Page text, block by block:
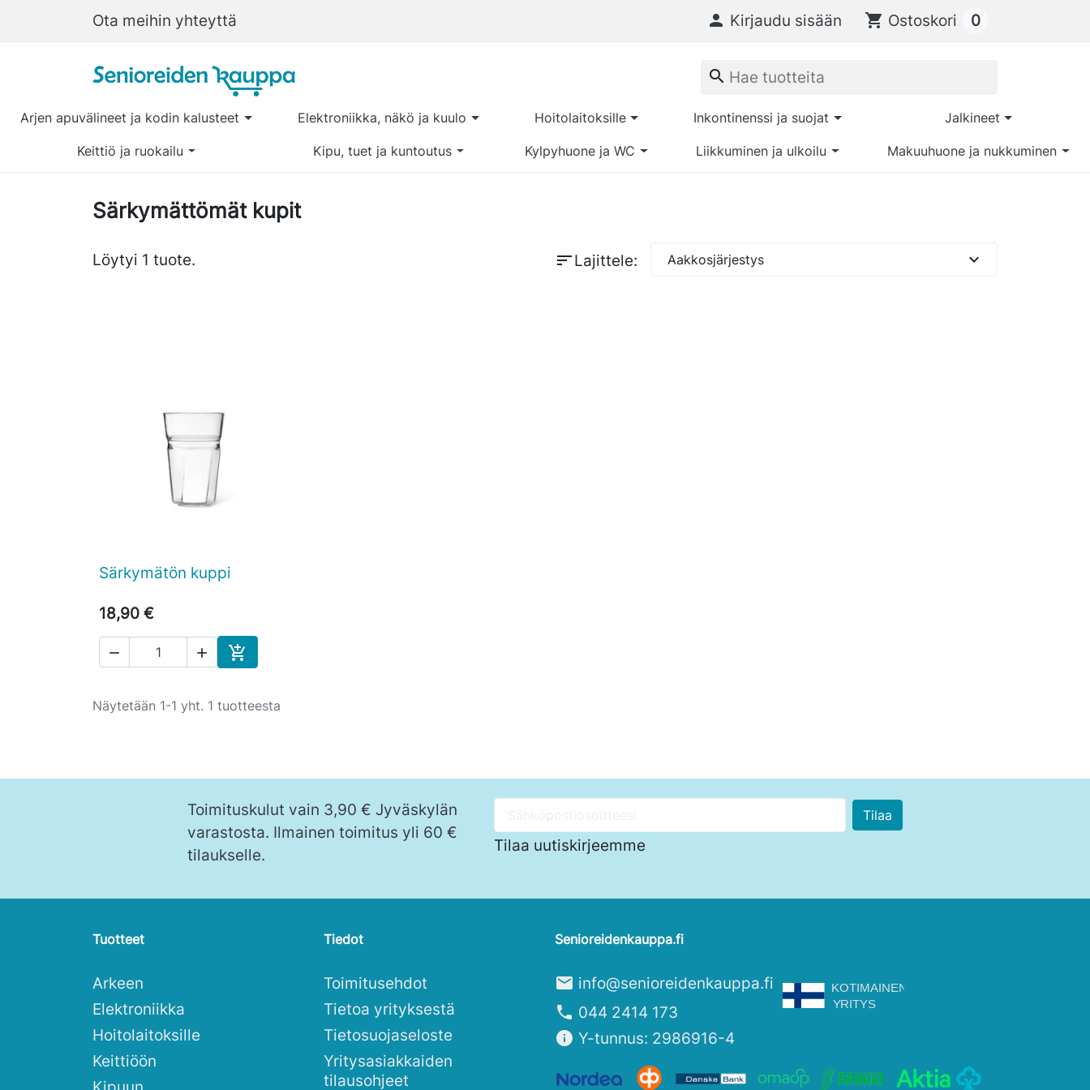
Ota meihin yhteyttä  Kirjaudu sisään shopping_cart Ostoskori 0
Arjen apuvälineet ja kodin kalusteet Elektroniikka, näkö ja kuulo Hoitolaitoksille Inkontinenssi ja suojat Jalkineet
Keittiö ja ruokailu Kipu, tuet ja kuntoutus Kylpyhuone ja WC Liikkuminen ja ulkoilu Makuuhuone ja nukkuminen
search
Särkymättömät kupit
Löytyi 1 tuote. sortLajittele: Aakkosjärjestys expand_more
 Pikakatselu
Särkymätön kuppi
18,90 €
  
Ostoskoriin
Näytetään 1-1 yht. 1 tuotteesta
Toimituskulut vain 3,90 € Jyväskylän
varastosta. Ilmainen toimitus yli 60 €
tilaukselle.
Tilaa uutiskirjeemme
Tuotteet
Arkeen
Elektroniikka
Hoitolaitoksille
Keittiöön
Tiedot
Toimitusehdot
Tietoa yrityksestä
Tietosuojaseloste
Yritysasiakkaiden
tilausohjeet
Senioreidenkauppa.fi
mail info@senioreidenkauppa.fi
phone 044 2414 173
info Y-tunnus: 2986916-4